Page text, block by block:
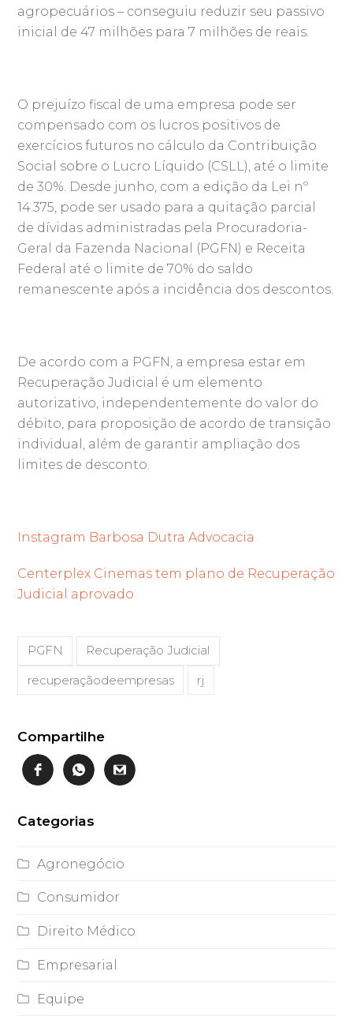
agropecuários – conseguiu reduzir seu passivo
inicial de 47 milhões para 7 milhões de reais.
O prejuízo fiscal de uma empresa pode ser
compensado com os lucros positivos de
exercícios futuros no cálculo da Contribuição
Social sobre o Lucro Líquido (CSLL), até o limite
de 30%. Desde junho, com a edição da Lei nº
14.375, pode ser usado para a quitação parcial
de dívidas administradas pela Procuradoria-
Geral da Fazenda Nacional (PGFN) e Receita
Federal até o limite de 70% do saldo
remanescente após a incidência dos descontos.
De acordo com a PGFN, a empresa estar em
Recuperação Judicial é um elemento
autorizativo, independentemente do valor do
débito, para proposição de acordo de transição
individual, além de garantir ampliação dos
limites de desconto.
Instagram Barbosa Dutra Advocacia
Centerplex Cinemas tem plano de Recuperação
Judicial aprovado
PGFN Recuperação Judicial
recuperaçãodeempresas rj
Compartilhe
Categorias
Agronegócio
Consumidor
Direito Médico
Empresarial
Equipe